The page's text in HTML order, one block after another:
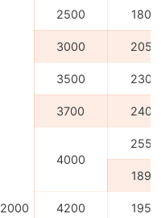
2000
2500 1805
3000 2055
3500 2305
3700 2405
4000
2555
1895
4200 1955